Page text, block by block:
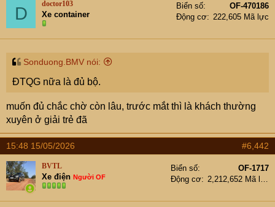
t
r
i
D doctor103
Xe container
Biển số
OF-470186
Động cơ
222,605 Mã lực
Sonduong.BMV nói:
ĐTQG nữa là đủ bộ.
muốn đủ chắc chờ còn lâu, trước mắt thì là khách thường
xuyên ở giải trẻ đã
15:48 15/05/2026 #6,442
BVTL
Xe điện Người OF
Biển số
OF-1717
Động cơ
2,212,652 Mã lực